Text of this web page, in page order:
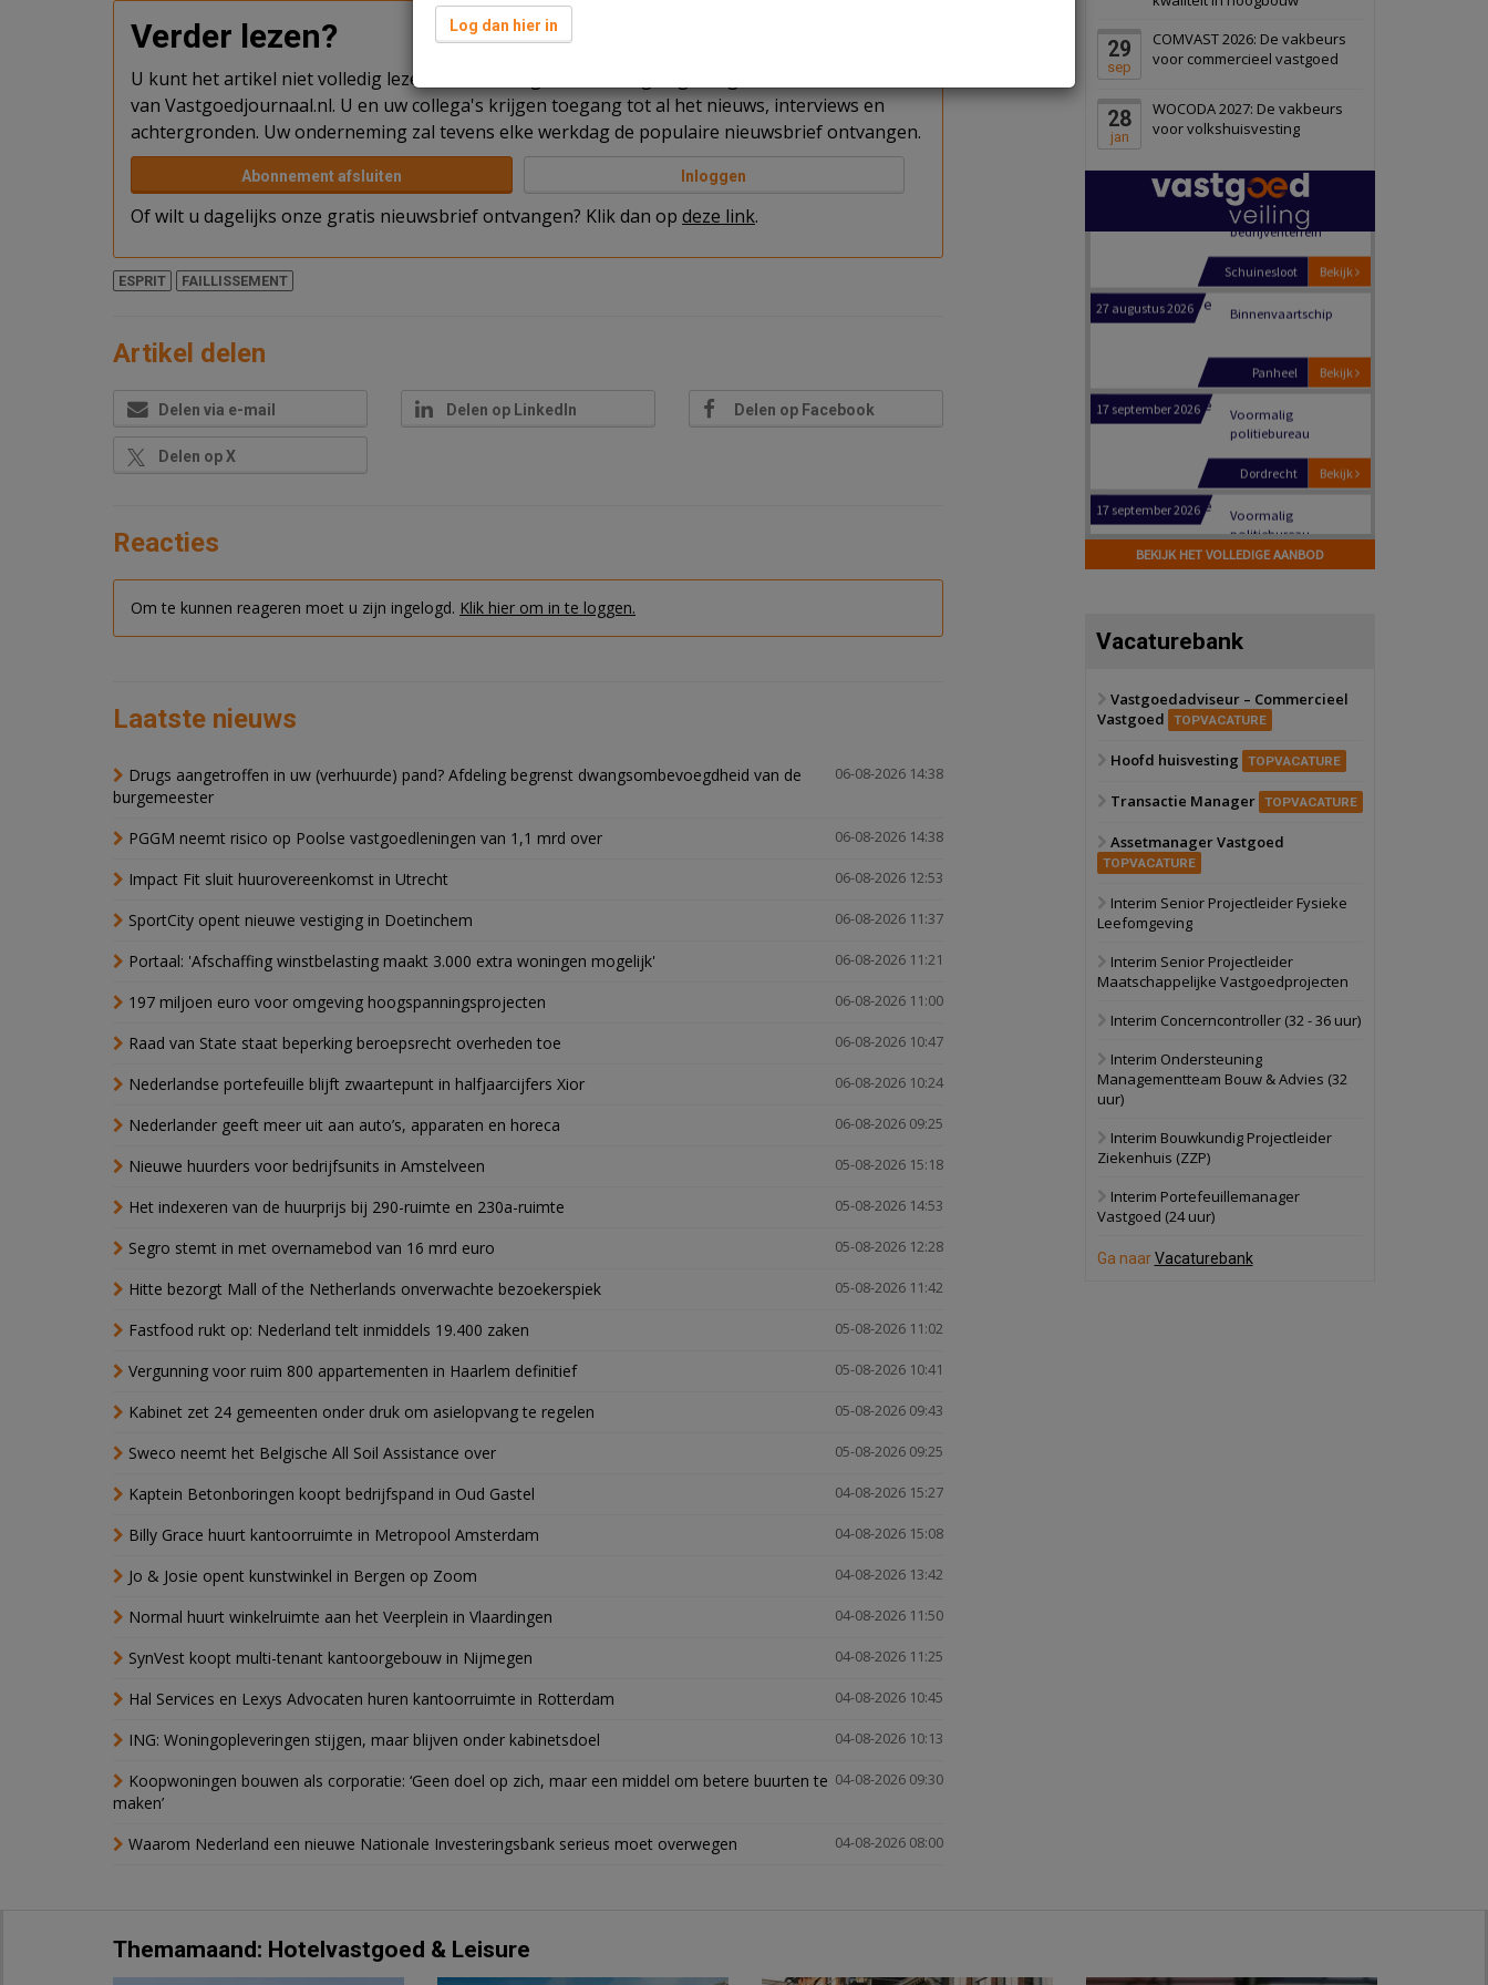
Verder lezen?
U kunt het artikel niet volledig lezen omdat u nog niet bent ingelogd. Log in of word abonnee
van Vastgoedjournaal.nl. U en uw collega's krijgen toegang tot al het nieuws, interviews en
achtergronden. Uw onderneming zal tevens elke werkdag de populaire nieuwsbrief ontvangen.
Abonnement afsluiten Inloggen
Of wilt u dagelijks onze gratis nieuwsbrief ontvangen? Klik dan op deze link.
ESPRIT FAILLISSEMENT
Artikel delen
Delen via e-mail Delen op LinkedIn Delen op Facebook
Delen op X
Reacties
Om te kunnen reageren moet u zijn ingelogd. Klik hier om in te loggen.
Laatste nieuws
06-08-2026 14:38
Drugs aangetroffen in uw (verhuurde) pand? Afdeling begrenst dwangsombevoegdheid van de
burgemeester
06-08-2026 14:38
PGGM neemt risico op Poolse vastgoedleningen van 1,1 mrd over
06-08-2026 12:53
Impact Fit sluit huurovereenkomst in Utrecht
06-08-2026 11:37
SportCity opent nieuwe vestiging in Doetinchem
06-08-2026 11:21
Portaal: 'Afschaffing winstbelasting maakt 3.000 extra woningen mogelijk'
06-08-2026 11:00
197 miljoen euro voor omgeving hoogspanningsprojecten
06-08-2026 10:47
Raad van State staat beperking beroepsrecht overheden toe
06-08-2026 10:24
Nederlandse portefeuille blijft zwaartepunt in halfjaarcijfers Xior
06-08-2026 09:25
Nederlander geeft meer uit aan auto’s, apparaten en horeca
05-08-2026 15:18
Nieuwe huurders voor bedrijfsunits in Amstelveen
05-08-2026 14:53
Het indexeren van de huurprijs bij 290-ruimte en 230a-ruimte
05-08-2026 12:28
Segro stemt in met overnamebod van 16 mrd euro
05-08-2026 11:42
Hitte bezorgt Mall of the Netherlands onverwachte bezoekerspiek
05-08-2026 11:02
Fastfood rukt op: Nederland telt inmiddels 19.400 zaken
05-08-2026 10:41
Vergunning voor ruim 800 appartementen in Haarlem definitief
05-08-2026 09:43
Kabinet zet 24 gemeenten onder druk om asielopvang te regelen
05-08-2026 09:25
Sweco neemt het Belgische All Soil Assistance over
04-08-2026 15:27
Kaptein Betonboringen koopt bedrijfspand in Oud Gastel
04-08-2026 15:08
Billy Grace huurt kantoorruimte in Metropool Amsterdam
04-08-2026 13:42
Jo & Josie opent kunstwinkel in Bergen op Zoom
04-08-2026 11:50
Normal huurt winkelruimte aan het Veerplein in Vlaardingen
04-08-2026 11:25
SynVest koopt multi-tenant kantoorgebouw in Nijmegen
04-08-2026 10:45
Hal Services en Lexys Advocaten huren kantoorruimte in Rotterdam
04-08-2026 10:13
ING: Woningopleveringen stijgen, maar blijven onder kabinetsdoel
04-08-2026 09:30
Koopwoningen bouwen als corporatie: ‘Geen doel op zich, maar een middel om betere buurten te
maken’
04-08-2026 08:00
Waarom Nederland een nieuwe Nationale Investeringsbank serieus moet overwegen
29
sep
COMVAST 2026: De vakbeurs
voor commercieel vastgoed
28
jan
WOCODA 2027: De vakbeurs
voor volkshuisvesting
Schiedam
22 september 2026 Attractiepark
Bekijk
Oranje
28 september 2026
bedrijventerrein
Schuinesloot
Binnenvaartschip
Bekijk
Panheel
Voormalig
politiebureau
Dordrecht
Voormalig
politiebureau
Hilversum
17 september 2026
Voormalig
Zwanenburg
6 oktober 2026 Transformatieobject
22 september 2026
28 september 2026
Grootschalig
bedrijventerrein
Bekijk
Schuinesloot
27 augustus 2026 Binnenvaartschip
17 september 2026
17 september 2026
Voormalig
BEKIJK HET VOLLEDIGE AANBOD
Vacaturebank
Vastgoedadviseur – Commercieel
Vastgoed
TOPVACATURE
Hoofd huisvesting TOPVACATURE
Transactie Manager TOPVACATURE
Assetmanager Vastgoed
TOPVACATURE
Interim Senior Projectleider Fysieke
Leefomgeving
Interim Senior Projectleider
Maatschappelijke Vastgoedprojecten
Interim Concerncontroller (32 - 36 uur)
Interim Ondersteuning
Managementteam Bouw & Advies (32
uur)
Interim Bouwkundig Projectleider
Ziekenhuis (ZZP)
Interim Portefeuillemanager
Vastgoed (24 uur)
Ga naarVacaturebank
Themamaand: Hotelvastgoed & Leisure
Log dan hier in